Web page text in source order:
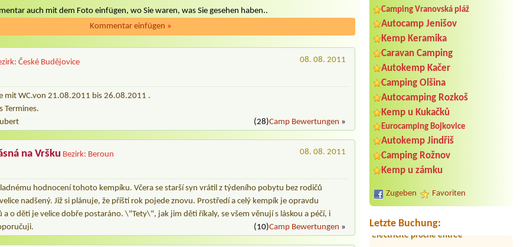
Camping Vranovská pláž
Autocamp Jenišov
Kemp Keramika
Caravan Camping
Autokemp Kačer
Camping Olšina
Autocamping Rozkoš
Kemp u Kukačků
Eurocamping Bojkovice
Autokemp Jindřiš
Camping Rožnov
Kemp u zámku
Zugeben Favoriten
Letzte Buchung:
Termin ab 2026-07-29 |
Erika
Termin ab 2026-08-06 |
électricité proche entrée
Termin ab 2026-07-30 |Autokemp U
auch mit dem Foto einfügen, wo Sie waren, was Sie gesehen haben..
Kommentar einfügen »
České Budějovice
08. 08. 2011
mit WC.von 21.08.2011 bis 26.08.2011 .
Termines.
(28)Camp Bewertungen »
na Vršku Bezirk: Beroun
08. 08. 2011
hodnocení tohoto kempíku. Včera se starší syn vrátil z týdeního pobytu bez rodičů
nadšený. Již si plánuje, že příští rok pojede znovu. Prostředí a celý kempík je opravdu
o děti je velice dobře postaráno. \"Tety\", jak jim děti říkaly, se všem věnují s láskou a péčí, i
(10)Camp Bewertungen »